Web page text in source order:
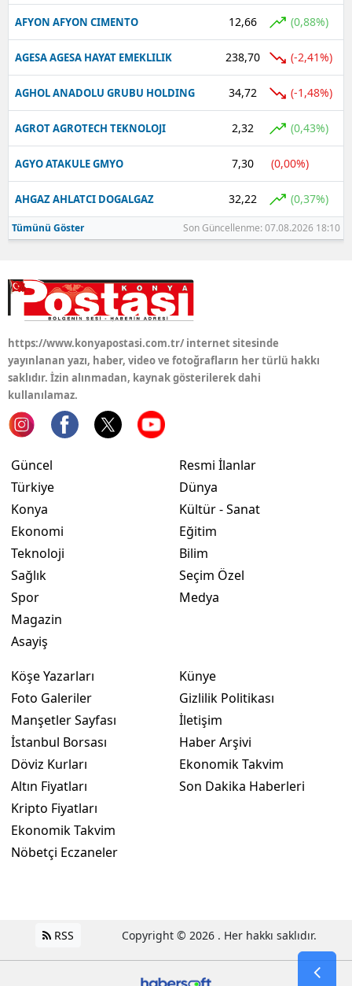
Kilis
Osmaniye
Düzce
AFYON AFYON CIMENTO 12,66 (0,88%)
AGESA AGESA HAYAT EMEKLILIK 238,70 (-2,41%)
AGHOL ANADOLU GRUBU HOLDING 34,72 (-1,48%)
AGROT AGROTECH TEKNOLOJI 2,32 (0,43%)
AGYO ATAKULE GMYO 7,30 (0,00%)
AHGAZ AHLATCI DOGALGAZ 32,22 (0,37%)
Tümünü Göster Son Güncellenme: 07.08.2026 18:10
https://www.konyapostasi.com.tr/ internet sitesinde
yayınlanan yazı, haber, video ve fotoğrafların her türlü hakkı
saklıdır. İzin alınmadan, kaynak gösterilerek dahi
kullanılamaz.
Güncel
Türkiye
Konya
Ekonomi
Teknoloji
Sağlık
Spor
Magazin
Asayiş
Resmi İlanlar
Dünya
Kültür - Sanat
Eğitim
Bilim
Seçim Özel
Medya
Köşe Yazarları
Foto Galeriler
Manşetler Sayfası
İstanbul Borsası
Döviz Kurları
Altın Fiyatları
Kripto Fiyatları
Ekonomik Takvim
Nöbetçi Eczaneler
Künye
Gizlilik Politikası
İletişim
Haber Arşivi
Ekonomik Takvim
Son Dakika Haberleri
RSS Copyright © 2026 . Her hakkı saklıdır.